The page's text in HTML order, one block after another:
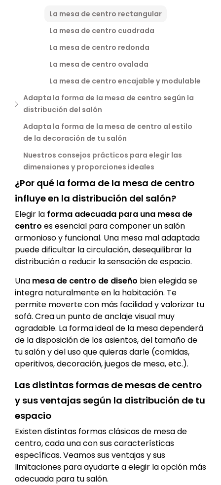
La mesa de centro rectangular
La mesa de centro cuadrada
La mesa de centro redonda
La mesa de centro ovalada
La mesa de centro encajable y modulable
Adapta la forma de la mesa de centro según la
distribución del salón
Adapta la forma de la mesa de centro al estilo
de la decoración de tu salón
Nuestros consejos prácticos para elegir las
dimensiones y proporciones ideales
¿Por qué la forma de la mesa de centro
influye en la distribución del salón?
Elegir la forma adecuada para una mesa de
centro es esencial para componer un salón
armonioso y funcional. Una mesa mal adaptada
puede dificultar la circulación, desequilibrar la
distribución o reducir la sensación de espacio.
Una mesa de centro de diseño bien elegida se
integra naturalmente en la habitación. Te
permite moverte con más facilidad y valorizar tu
sofá. Crea un punto de anclaje visual muy
agradable. La forma ideal de la mesa dependerá
de la disposición de los asientos, del tamaño de
tu salón y del uso que quieras darle (comidas,
aperitivos, decoración, juegos de mesa, etc.).
Las distintas formas de mesas de centro
y sus ventajas según la distribución de tu
espacio
Existen distintas formas clásicas de mesa de
centro, cada una con sus características
específicas. Veamos sus ventajas y sus
limitaciones para ayudarte a elegir la opción más
adecuada para tu salón.